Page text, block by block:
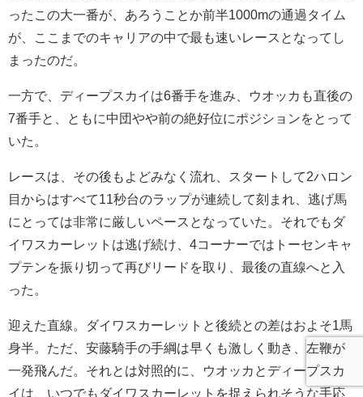
ったこの大一番が、あろうことか前半1000mの通過タイム
が、ここまでのキャリアの中で最も速いレースとなってし
まったのだ。
一方で、ディープスカイは6番手を進み、ウオッカも直後の
7番手と、ともに中団やや前の絶好位にポジションをとって
いた。
レースは、その後もよどみなく流れ、スタートして2ハロン
目からはすべて11秒台のラップが連続して刻まれ、逃げ馬
にとっては非常に厳しいペースとなっていた。それでもダ
イワスカーレットは逃げ続け、4コーナーではトーセンキャ
プテンを振り切って再びリードを取り、最後の直線へと入
った。
迎えた直線。ダイワスカーレットと後続との差はおよそ1馬
身半。ただ、安藤騎手の手綱は早くも激しく動き、左鞭が
一発飛んだ。それとは対照的に、ウオッカとディープスカ
イは、いつでもダイワスカーレットを捉えられそうな手応